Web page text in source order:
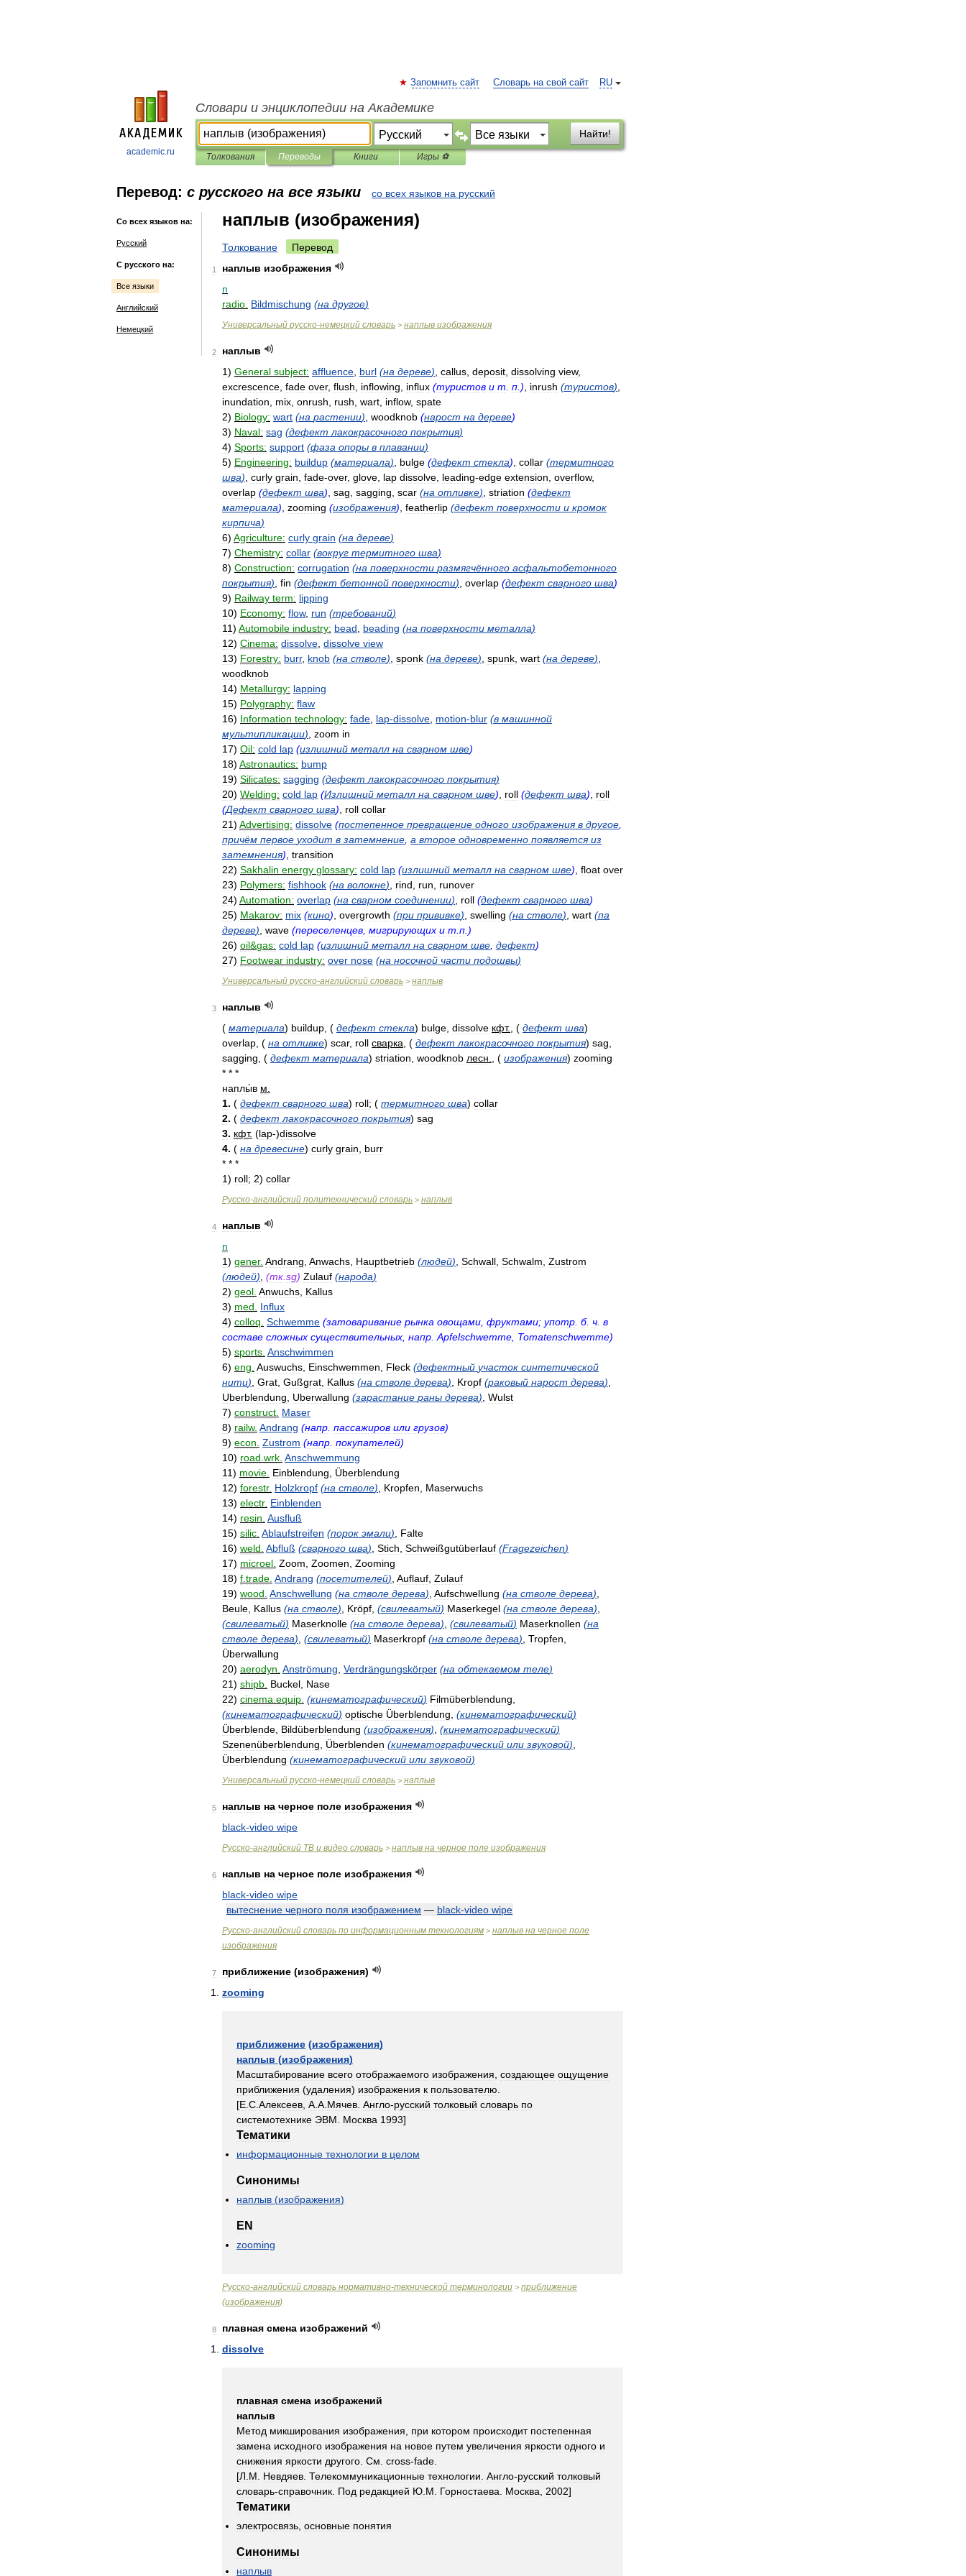
academic.ru
RU
Запомнить сайт Словарь на свой сайт
Словари и энциклопедии на Академике
Найти!
Толкования Переводы Книги Игры ⚽
Перевод: с русского на все языки со всех языков на русский
Со всех языков на:
Русский
С русского на:
Все языки
Английский
Немецкий
наплыв (изображения)
Толкование Перевод
1 наплыв изображения
n
radio Bildmischung (на другое)
Универсальный русско-немецкий словарь > наплыв изображения
2
наплыв
1) General subject: affluence burl (на дереве) callus deposit dissolving view,
excrescence fade over, flush inflowing influx (туристов и т п .) inrush (туристов)
inundation
mix onrush rush wart inflow, spate
2) Biology: wart (на растении) woodknob (нарост на дереве)
3) Naval: sag (дефект лакокрасочного покрытия)
4) Sports: support (фаза опоры в плавании)
5) Engineering: buildup (материала) bulge (дефект стекла) collar (термитного
шва) curly grain fade-over, glove lap dissolve leading-edge extension overflow,
overlap (дефект шва) sag sagging scar (на отливке) striation (дефект
материала) zooming (изображения) featherlip (дефект поверхности и кромок
кирпича)
6) Agriculture: curly grain (на дереве)
7) Chemistry: collar (вокруг термитного шва)
8) Construction: corrugation (на поверхности размягчённого асфальтобетонного
покрытия) fin (дефект бетонной поверхности) overlap (дефект сварного шва)
9) Railway term: lipping
10) Economy: flow, run (требований)
11) Automobile industry: bead beading (на поверхности металла)
12) Cinema: dissolve dissolve view
13) Forestry: burr, knob (на стволе) sponk (на дереве) spunk wart (на дереве)
woodknob
14) Metallurgy: lapping
15) Polygraphy: flaw
16) Information technology: fade lap-dissolve motion-blur (в машинной
мультипликации) zoom in
17) Oil: cold lap (излишний металл на сварном шве)
18) Astronautics: bump
19) Silicates: sagging (дефект лакокрасочного покрытия)
20) Welding: cold lap (Излишний металл на сварном шве) roll (дефект шва)
roll
(Дефект сварного шва) roll collar
21) Advertising: dissolve (постепенное превращение одного изображения в другое
причём первое уходит в затемнение а второе одновременно появляется из
затемнения) transition
22) Sakhalin energy glossary: cold lap (излишний металл на сварном шве) float over
23) Polymers: fishhook (на волокне) rind run
runover
24) Automation: overlap (на сварном соединении) roll (дефект сварного шва)
25) Makarov: mix (кино) overgrowth (при прививке) swelling (на стволе) wart (па
дереве) wave (переселенцев мигрирующих и т п .)
26) oil&gas: cold lap (излишний металл на сварном шве дефект)
27) Footwear industry: over nose (на носочной части подошвы)
Универсальный русско-английский словарь > наплыв
3
наплыв
( материала) buildup ( дефект стекла) bulge dissolve кфт. ( дефект шва)
overlap ( на отливке) scar, roll сварка ( дефект лакокрасочного покрытия) sag
sagging ( дефект материала) striation woodknob лесн ( изображения) zooming
* * *
наплы́в м
1. ( дефект сварного шва) roll; ( термитного шва) collar
2. ( дефект лакокрасочного покрытия) sag
3. кфт. (lap-)dissolve
4. ( на древесине) curly grain
burr
* * *
1) roll; 2) collar
Русско-английский политехнический словарь > наплыв
4
наплыв
n
1) gener. Andrang Anwachs Hauptbetrieb (людей) Schwall Schwalm Zustrom
(людей) (тк sg) Zulauf (народа)
2) geol Anwuchs Kallus
3) med
Influx
4) colloq Schwemme (затоваривание рынка овощами фруктами; употр б. ч в
составе сложных существительных напр Apfelschwemme Tomatenschwemme)
5) sports Anschwimmen
6) eng Auswuchs Einschwemmen Fleck (дефектный участок синтетической
нити) Grat Gußgrat Kallus (на стволе дерева) Kropf (раковый нарост дерева)
Uberblendung
Uberwallung (зарастание раны дерева) Wulst
7) construct Maser
8) railw. Andrang (напр пассажиров или грузов)
9) econ Zustrom (напр покупателей)
10) road wrk Anschwemmung
11) movie Einblendung
Überblendung
12) forestr. Holzkropf (на стволе) Kropfen
Maserwuchs
13) electr. Einblenden
14) resin Ausfluß
15) silic Ablaufstreifen (порок эмали)
Falte
16) weld Abfluß (сварного шва) Stich Schweißgutüberlauf (Fragezeichen)
17) microel Zoom Zoomen Zooming
18) f trade Andrang (посетителей) Auflauf Zulauf
19) wood Anschwellung (на стволе дерева) Aufschwellung (на стволе дерева)
Beule Kallus (на стволе) Kröpf (свилеватый) Maserkegel (на стволе дерева)
(свилеватый) Maserknolle (на стволе дерева) (свилеватый) Maserknollen (на
стволе дерева) (свилеватый) Maserkropf (на стволе дерева) Tropfen
Überwallung
20) aerodyn Anströmung Verdrängungskörper (на обтекаемом теле)
21) shipb Buckel Nase
22) cinema equip (кинематографический) Filmüberblendung
(кинематографический) optische Überblendung (кинематографический)
Überblende Bildüberblendung (изображения) (кинематографический)
Szenenüberblendung
Überblenden (кинематографический или звуковой)
Überblendung (кинематографический или звуковой)
Универсальный русско-немецкий словарь > наплыв
5 наплыв на черное поле изображения
black-video wipe
Русско-английский ТВ и видео словарь > наплыв на черное поле изображения
6 наплыв на черное поле изображения
black-video wipe
вытеснение черного поля изображением — black-video wipe
Русско-английский словарь по информационным технологиям > наплыв на черное поле
изображения
7 приближение (изображения)
zooming
приближение (изображения)
наплыв (изображения)
Масштабирование всего отображаемого изображения создающее ощущение
приближения (удаления) изображения к пользователю
[Е С Алексеев А А Мячев Англо-русский толковый словарь по
системотехнике ЭВМ Москва 1993]
Тематики
информационные технологии в целом
Синонимы
наплыв (изображения)
EN
zooming
Русско-английский словарь нормативно-технической терминологии > приближение
(изображения)
8 плавная смена изображений
dissolve
плавная смена изображений
наплыв
Метод микширования изображения при котором происходит постепенная
замена исходного изображения на новое путем увеличения яркости одного и
снижения яркости другого См cross-fade
[Л М Невдяев Телекоммуникационные технологии Англо-русский толковый
словарь-справочник Под редакцией Ю М Горностаева Москва 2002]
Тематики
электросвязь основные понятия
Синонимы
наплыв